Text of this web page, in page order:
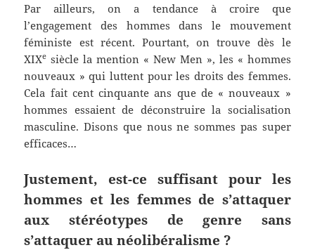
Par ailleurs, on a tendance à croire que
l’engagement des hommes dans le mouvement
féministe est récent. Pourtant, on trouve dès le
XIXe siècle la mention « New Men », les « hommes
nouveaux » qui luttent pour les droits des femmes.
Cela fait cent cinquante ans que de « nouveaux »
hommes essaient de déconstruire la socialisation
masculine. Disons que nous ne sommes pas super
efficaces…
Justement, est-ce suffisant pour les
hommes et les femmes de s’attaquer
aux stéréotypes de genre sans
s’attaquer au néolibéralisme ?